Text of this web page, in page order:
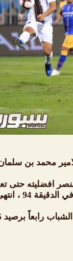
محمد بن
ليحاول الشباب